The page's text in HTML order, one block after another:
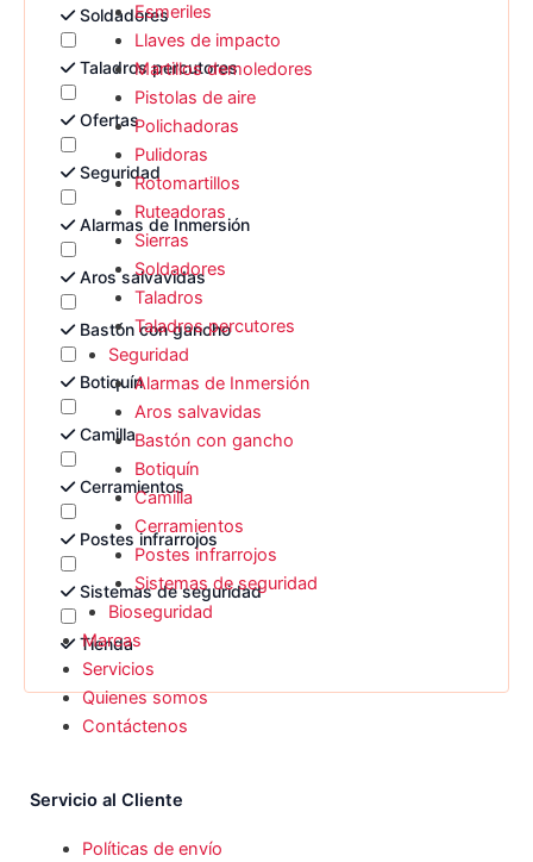
Soldadores
Taladros percutores
Ofertas
Seguridad
Alarmas de Inmersión
Aros salvavidas
Bastón con gancho
Botiquín
Camilla
Cerramientos
Postes infrarrojos
Sistemas de seguridad
Tienda
Esmeriles
Llaves de impacto
Martillos demoledores
Pistolas de aire
Polichadoras
Pulidoras
Rotomartillos
Ruteadoras
Sierras
Soldadores
Taladros
Taladros percutores
Seguridad
Alarmas de Inmersión
Aros salvavidas
Bastón con gancho
Botiquín
Camilla
Cerramientos
Postes infrarrojos
Sistemas de seguridad
Bioseguridad
Marcas
Servicios
Quienes somos
Contáctenos
Servicio al Cliente
Políticas de envío